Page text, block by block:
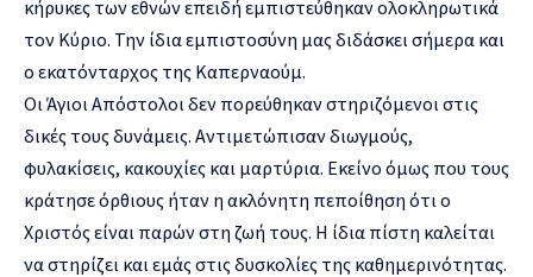
κήρυκες των εθνών επειδή εμπιστεύθηκαν ολοκληρωτικά
τον Κύριο. Την ίδια εμπιστοσύνη μας διδάσκει σήμερα και
ο εκατόνταρχος της Καπερναούμ.
Οι Άγιοι Απόστολοι δεν πορεύθηκαν στηριζόμενοι στις
δικές τους δυνάμεις. Αντιμετώπισαν διωγμούς,
φυλακίσεις, κακουχίες και μαρτύρια. Εκείνο όμως που τους
κράτησε όρθιους ήταν η ακλόνητη πεποίθηση ότι ο
Χριστός είναι παρών στη ζωή τους. Η ίδια πίστη καλείται
να στηρίζει και εμάς στις δυσκολίες της καθημερινότητας.